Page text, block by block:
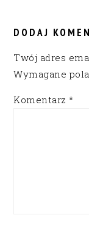
DODAJ
Twój adres
Wymagane
Komentarz*